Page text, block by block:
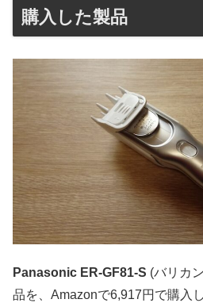
購入した製品
Panasonic ER-GF81-S (バリカ
品を、Amazonで6,917円で購入